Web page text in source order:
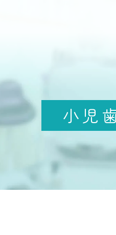
小児